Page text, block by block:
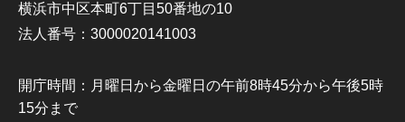
横浜市中区本町6丁目50番地の10
法人番号：3000020141003
開庁時間：月曜日から金曜日の午前8時45分から午後5時
15分まで